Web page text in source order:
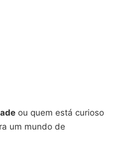
ou quem está curioso
um mundo de